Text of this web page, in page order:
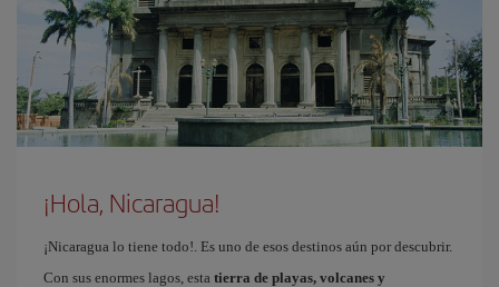
¡Hola, Nicaragua!
¡Nicaragua lo tiene todo!. Es uno de esos destinos aún por descubrir.
Con sus enormes lagos, esta tierra de playas, volcanes y